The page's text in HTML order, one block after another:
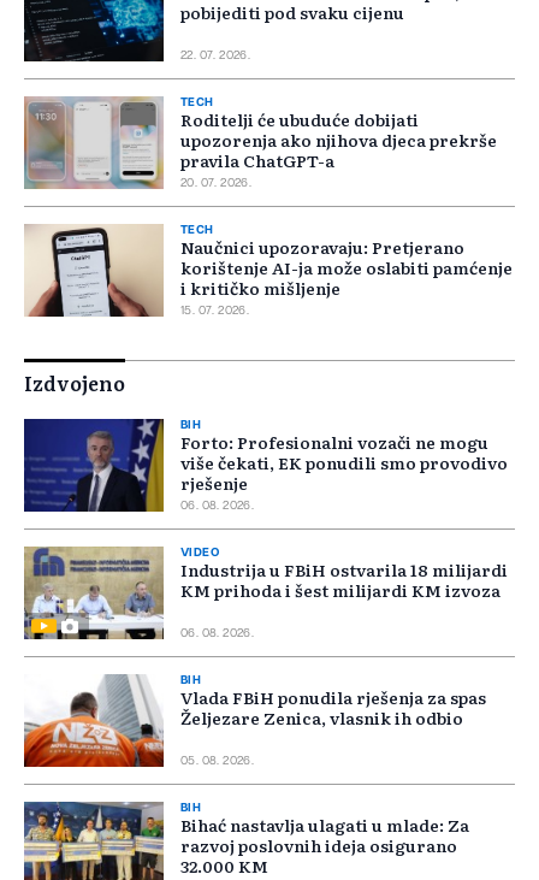
pobijediti pod svaku cijenu
22. 07. 2026.
TECH
Roditelji će ubuduće dobijati
upozorenja ako njihova djeca prekrše
pravila ChatGPT-a
20. 07. 2026.
TECH
Naučnici upozoravaju: Pretjerano
korištenje AI-ja može oslabiti pamćenje
i kritičko mišljenje
15. 07. 2026.
Izdvojeno
BIH
Forto: Profesionalni vozači ne mogu
više čekati, EK ponudili smo provodivo
rješenje
06. 08. 2026.
VIDEO
Industrija u FBiH ostvarila 18 milijardi
KM prihoda i šest milijardi KM izvoza
06. 08. 2026.
BIH
Vlada FBiH ponudila rješenja za spas
Željezare Zenica, vlasnik ih odbio
05. 08. 2026.
BIH
Bihać nastavlja ulagati u mlade: Za
razvoj poslovnih ideja osigurano
32.000 KM